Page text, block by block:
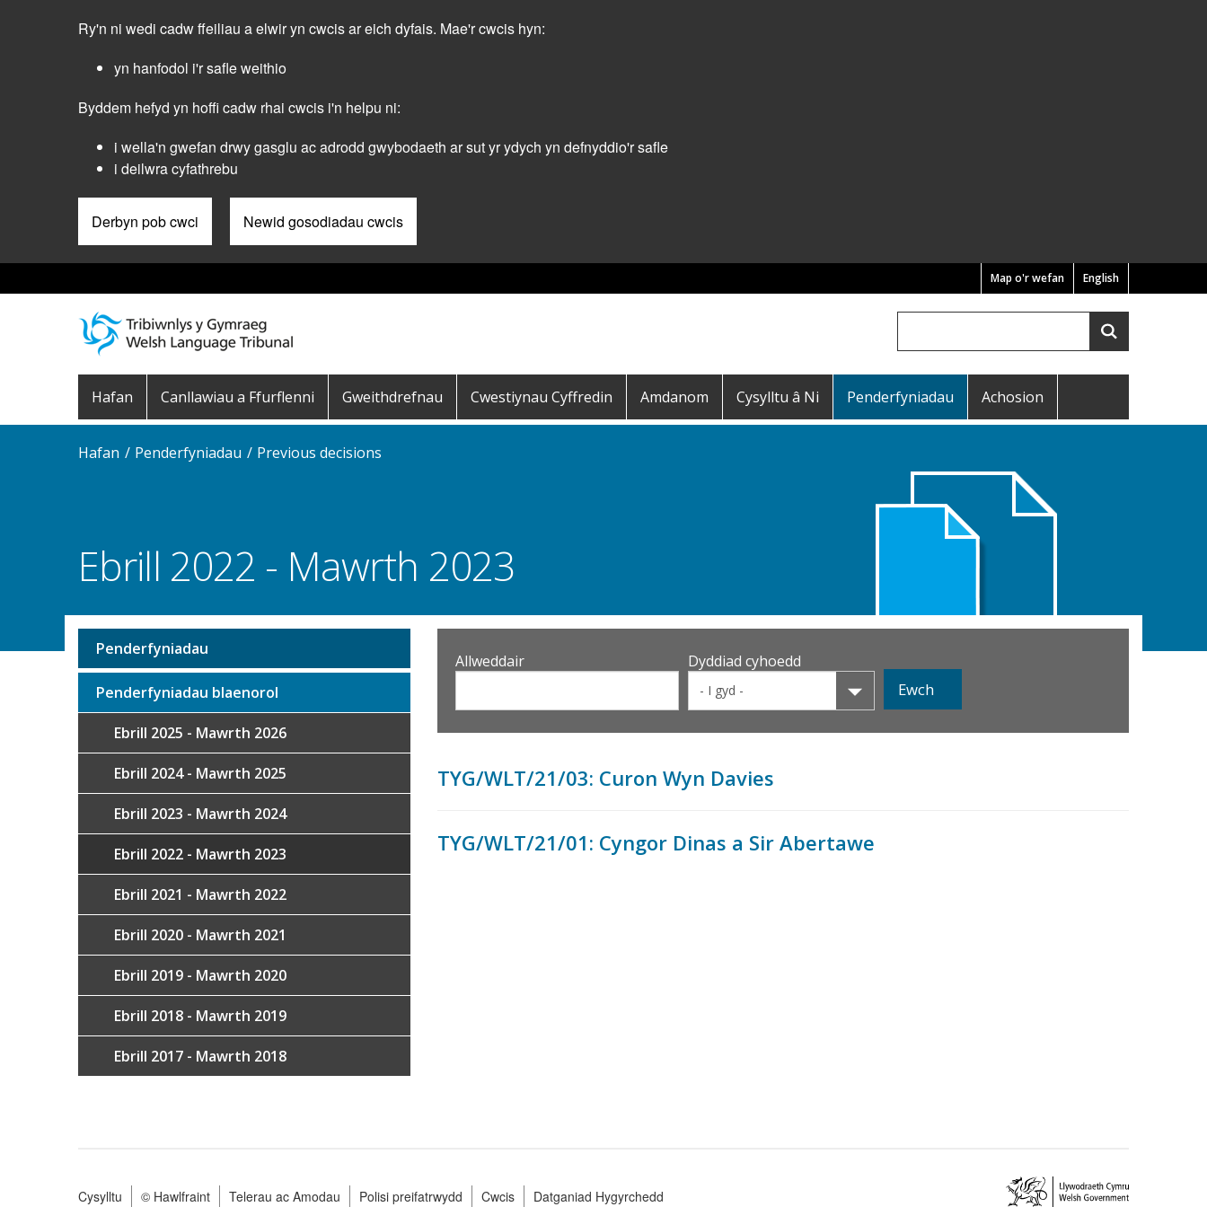
Ry'n ni wedi cadw ffeiliau a elwir yn cwcis ar eich dyfais. Mae'r cwcis hyn:
yn hanfodol i'r safle weithio
Byddem hefyd yn hoffi cadw rhai cwcis i'n helpu ni:
i wella'n gwefan drwy gasglu ac adrodd gwybodaeth ar sut yr ydych yn defnyddio'r safle
i deilwra cyfathrebu
Derbyn pob cwci Newid gosodiadau cwcis
English
Pre
Header
Menu
Map o'r wefan
Search
Main
navigation
Hafan Canllawiau a Ffurflenni Gweithdrefnau Cwestiynau Cyffredin Amdanom Cysylltu â Ni Penderfyniadau Achosion
Hafan Penderfyniadau Previous decisions
Ebrill 2022 - Mawrth 2023
Allweddair Dyddiad cyhoedd
TYG/WLT/21/03: Curon Wyn Davies
TYG/WLT/21/01: Cyngor Dinas a Sir Abertawe
Sub
navigation
Penderfyniadau
Penderfyniadau blaenorol
Ebrill 2025 - Mawrth 2026
Ebrill 2024 - Mawrth 2025
Ebrill 2023 - Mawrth 2024
Ebrill 2022 - Mawrth 2023
Ebrill 2021 - Mawrth 2022
Ebrill 2020 - Mawrth 2021
Ebrill 2019 - Mawrth 2020
Ebrill 2018 - Mawrth 2019
Ebrill 2017 - Mawrth 2018
Cysylltu © Hawlfraint Telerau ac Amodau Polisi preifatrwydd Cwcis Datganiad Hygyrchedd